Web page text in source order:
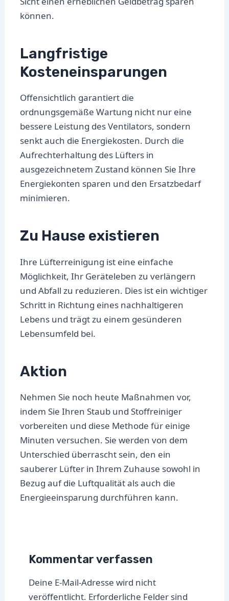
können.
Langfristige
Kosteneinsparungen
Offensichtlich garantiert die
ordnungsgemäße Wartung nicht nur eine
bessere Leistung des Ventilators, sondern
senkt auch die Energiekosten. Durch die
Aufrechterhaltung des Lüfters in
ausgezeichnetem Zustand können Sie Ihre
Energiekonten sparen und den Ersatzbedarf
minimieren.
Zu Hause existieren
Ihre Lüfterreinigung ist eine einfache
Möglichkeit, Ihr Geräteleben zu verlängern
und Abfall zu reduzieren. Dies ist ein wichtiger
Schritt in Richtung eines nachhaltigeren
Lebens und trägt zu einem gesünderen
Lebensumfeld bei.
Aktion
Nehmen Sie noch heute Maßnahmen vor,
indem Sie Ihren Staub und Stoffreiniger
vorbereiten und diese Methode für einige
Minuten versuchen. Sie werden von dem
Unterschied überrascht sein, den ein
sauberer Lüfter in Ihrem Zuhause sowohl in
Bezug auf die Luftqualität als auch die
Energieeinsparung durchführen kann.
Kommentar verfassen
Deine E-Mail-Adresse wird nicht
veröffentlicht. Erforderliche Felder sind